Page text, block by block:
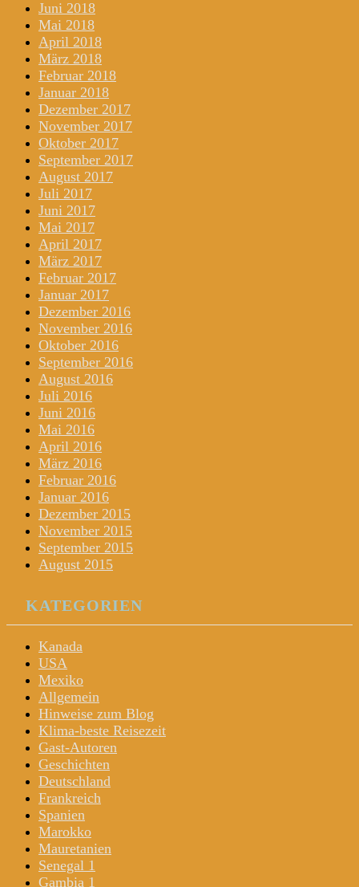
Juni 2018
Mai 2018
April 2018
März 2018
Februar 2018
Januar 2018
Dezember 2017
November 2017
Oktober 2017
September 2017
August 2017
Juli 2017
Juni 2017
Mai 2017
April 2017
März 2017
Februar 2017
Januar 2017
Dezember 2016
November 2016
Oktober 2016
September 2016
August 2016
Juli 2016
Juni 2016
Mai 2016
April 2016
März 2016
Februar 2016
Januar 2016
Dezember 2015
November 2015
September 2015
August 2015
KATEGORIEN
Kanada
USA
Mexiko
Allgemein
Hinweise zum Blog
Klima-beste Reisezeit
Gast-Autoren
Geschichten
Deutschland
Frankreich
Spanien
Marokko
Mauretanien
Senegal 1
Gambia 1